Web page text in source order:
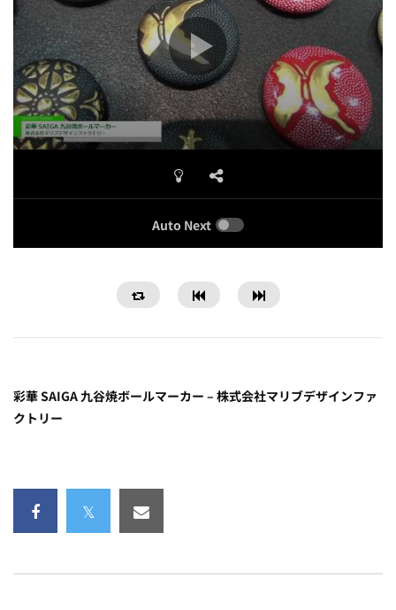
Auto Next
彩華 SAIGA 九谷焼ボールマーカー – 株式会社マリブデザインファ
クトリー